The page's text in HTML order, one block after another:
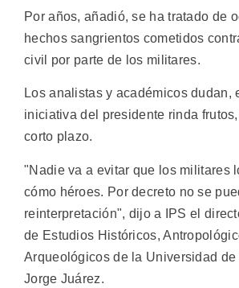
Por años, añadió, se ha tratado de
hechos sangrientos cometidos
civil por parte de los militares.
Los analistas y académicos dudan,
iniciativa del presidente rinda
corto plazo.
"Nadie va a evitar que los militares
cómo héroes. Por decreto no se
reinterpretación", dijo a IPS el
de Estudios Históricos,
Arqueológicos de la Universidad de
Jorge Juárez.